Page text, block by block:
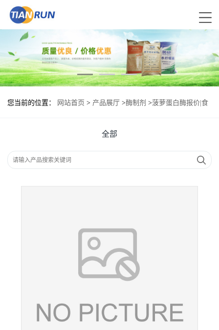
您当前的位置： 网站首页 > 产品展厅 >酶制剂 >菠萝蛋白酶报价|食
全部